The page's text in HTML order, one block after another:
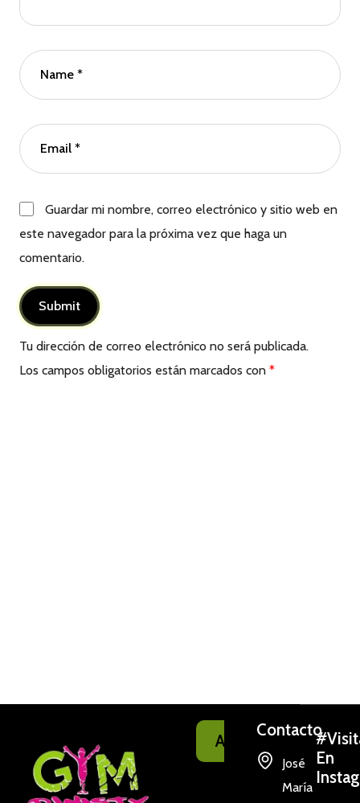
Tu dirección de correo electrónico no será publicada.
Los campos obligatorios están marcados con *
Guardar mi nombre, correo electrónico y sitio web en
este navegador para la próxima vez que haga un
comentario.
Anexo
Contacto
José
María
En